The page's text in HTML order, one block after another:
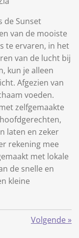
de Sunset
van de mooiste
te ervaren, in het
van de lucht bij
kun je alleen
Afgezien van
voeden.
zelfgemaakte
laten en zeker
rekening mee
met lokale
de snelle en
kleine
Volgende »